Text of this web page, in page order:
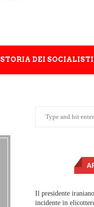
STORIA DEI SOCIALISTI
Il presidente
incidente in